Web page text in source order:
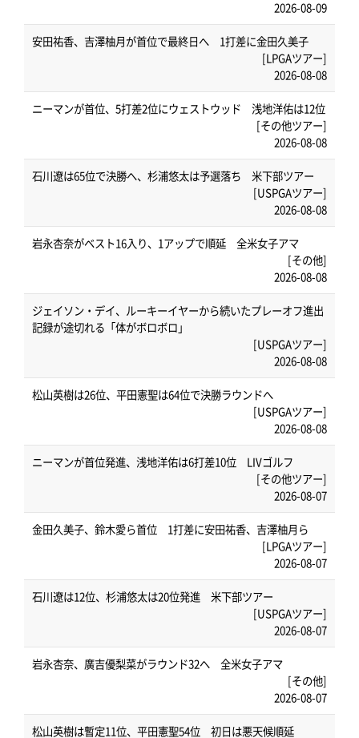
2026-08-09
安田祐香、吉澤柚月が首位で最終日へ 1打差に金田久美子
[LPGAツアー]
2026-08-08
ニーマンが首位、5打差2位にウェストウッド 浅地洋佑は12位
[その他ツアー]
2026-08-08
石川遼は65位で決勝へ、杉浦悠太は予選落ち 米下部ツアー
[USPGAツアー]
2026-08-08
岩永杏奈がベスト16入り、1アップで順延 全米女子アマ
[その他]
2026-08-08
ジェイソン・デイ、ルーキーイヤーから続いたプレーオフ進出
記録が途切れる「体がボロボロ」
[USPGAツアー]
2026-08-08
松山英樹は26位、平田憲聖は64位で決勝ラウンドへ
[USPGAツアー]
2026-08-08
ニーマンが首位発進、浅地洋佑は6打差10位 LIVゴルフ
[その他ツアー]
2026-08-07
金田久美子、鈴木愛ら首位 1打差に安田祐香、吉澤柚月ら
[LPGAツアー]
2026-08-07
石川遼は12位、杉浦悠太は20位発進 米下部ツアー
[USPGAツアー]
2026-08-07
岩永杏奈、廣吉優梨菜がラウンド32へ 全米女子アマ
[その他]
2026-08-07
松山英樹は暫定11位、平田憲聖54位 初日は悪天候順延